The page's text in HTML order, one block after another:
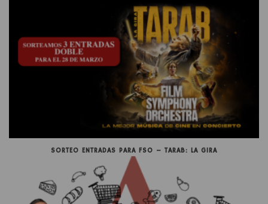
SORTEO ENTRADAS PARA FSO – TARAB: LA GIRA